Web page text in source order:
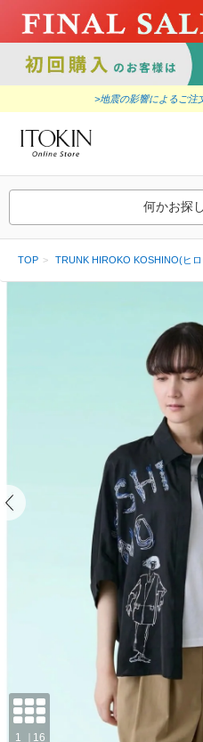
>地震の影響によるご注
何かお探
TOP TRUNK HIROKO KOSHINO(ヒ